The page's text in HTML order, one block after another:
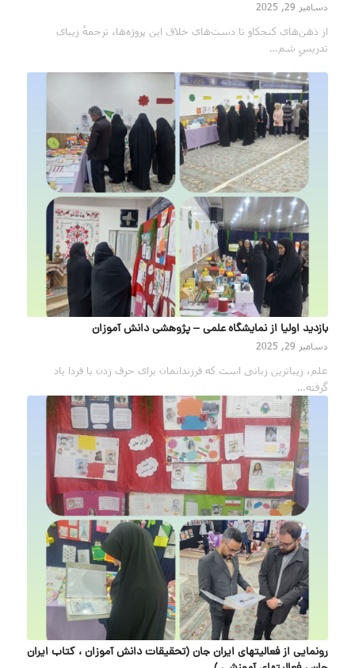
دسامبر 29, 2025
از ذهن‌های کنجکاو تا دست‌های خلاق این پروژه‌ها، ترجمهٔ زیبای
تدریسِ شم…
بازدید اولیا از نمایشگاه علمی – پژوهشی دانش آموزان
دسامبر 29, 2025
علم، زیباترین زبانی است که فرزندانمان برای حرف زدن با فردا یاد
گرفته‌…
رونمایی از فعالیتهای ایران جان (تحقیقات دانش آموزان ، کتاب ایران